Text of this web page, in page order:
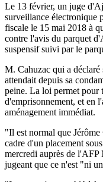
Le 13 février, un juge
surveillance électronique
fiscale le 15 mai 2018 à
contre l'avis du parquet
suspensif suivi par le
M. Cahuzac qui a déclaré
attendait depuis sa
peine. La loi permet pour
d'emprisonnement, et en
aménagement immédiat.
"Il est normal que Jérôme
cadre d'un placement
mercredi auprès de
jugeant que ce n'est "ni